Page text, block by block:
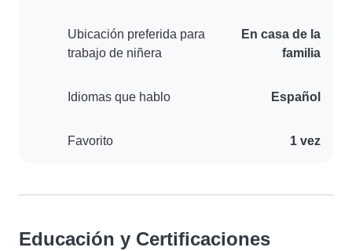
Ubicación preferida para
trabajo de niñera
En casa de la
familia
Idiomas que hablo Español
Favorito 1 vez
Educación y Certificaciones